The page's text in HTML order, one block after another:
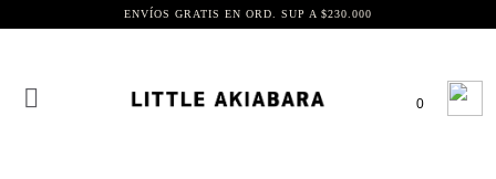
ENVÍOS GRATIS EN ORD. SUP A $230.000
0